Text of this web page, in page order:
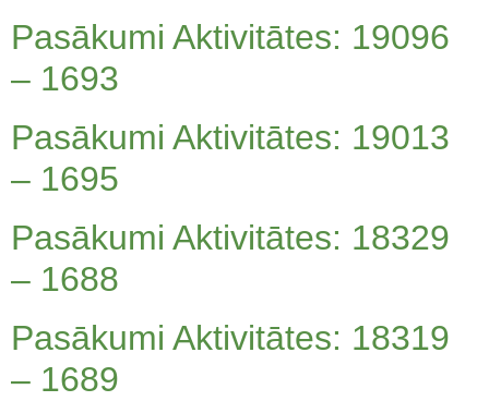
Pasākumi Aktivitātes: 19096
– 1693
Pasākumi Aktivitātes: 19013
– 1695
Pasākumi Aktivitātes: 18329
– 1688
Pasākumi Aktivitātes: 18319
– 1689